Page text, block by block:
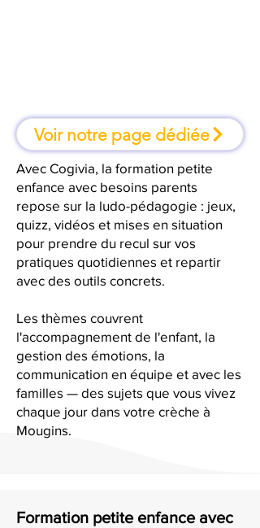
Voir notre page dédiée
Avec Cogivia, la formation petite
enfance avec besoins parents
repose sur la ludo-pédagogie : jeux,
quizz, vidéos et mises en situation
pour prendre du recul sur vos
pratiques quotidiennes et repartir
avec des outils concrets.
Les thèmes couvrent
l'accompagnement de l'enfant, la
gestion des émotions, la
communication en équipe et avec les
familles — des sujets que vous vivez
chaque jour dans votre crèche à
Mougins.
Formation petite enfance avec